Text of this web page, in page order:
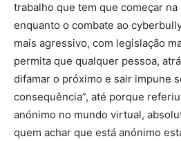
trabalho que tem que começar na
enquanto o combate ao
mais agressivo, com legislação
permita que qualquer pessoa,
difamar o próximo e sair impune
consequência”, até porque
anónimo no mundo virtual,
quem achar que está anónimo